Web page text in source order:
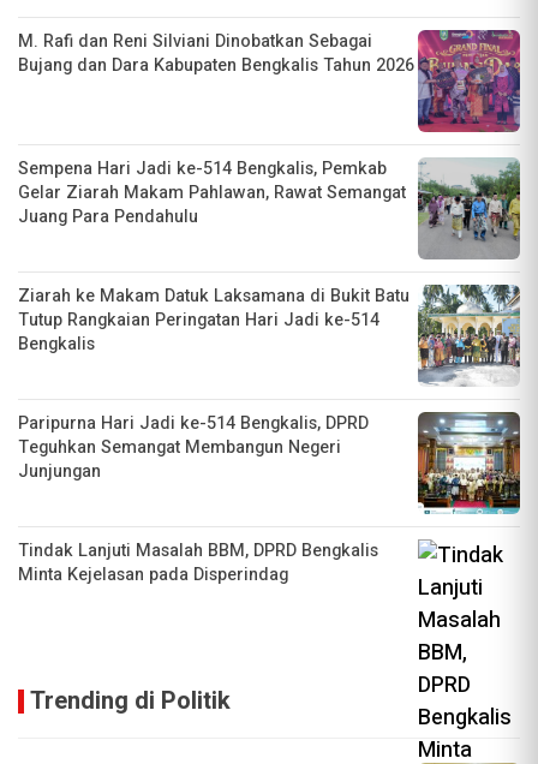
M. Rafi dan Reni Silviani Dinobatkan Sebagai
Bujang dan Dara Kabupaten Bengkalis Tahun 2026
Sempena Hari Jadi ke-514 Bengkalis, Pemkab
Gelar Ziarah Makam Pahlawan, Rawat Semangat
Juang Para Pendahulu
Ziarah ke Makam Datuk Laksamana di Bukit Batu
Tutup Rangkaian Peringatan Hari Jadi ke-514
Bengkalis
Paripurna Hari Jadi ke-514 Bengkalis, DPRD
Teguhkan Semangat Membangun Negeri
Junjungan
Tindak Lanjuti Masalah BBM, DPRD Bengkalis
Minta Kejelasan pada Disperindag
Trending di Politik